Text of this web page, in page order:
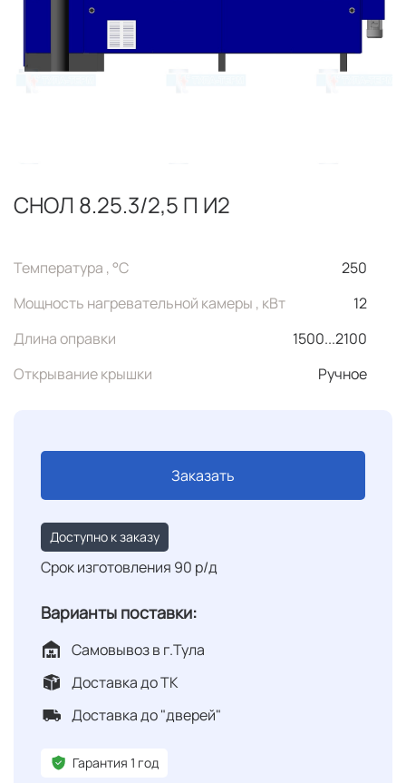
СНОЛ 8.25.3/2,5 П И2
Температура , °C
250
Мощность нагревательной камеры , кВт
12
Длина оправки
1500...2100
Открывание крышки
Ручное
Заказать
Доступно к заказу
Срок изготовления 90 р/д
Варианты поставки:
Самовывоз в г.Тула
Доставка до ТК
Доставка до "дверей"
Гарантия 1 год